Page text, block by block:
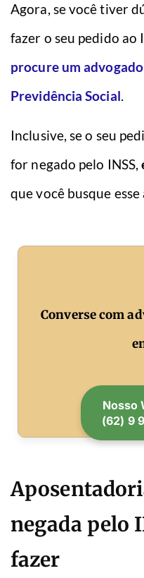
Agora, se você tiver
fazer o seu pedido ao
procure um
Previdência Social.
Inclusive, se o seu
for negado pelo INSS,
que você busque
Converse com
Nosso
(62) 9
negada pelo
fazer